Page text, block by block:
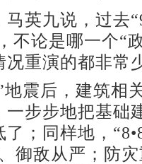
九说，过去
不论是哪一个“
况重演的都非常
震后，建筑相
一步步地把基础
；同样地，
御敌从严；防